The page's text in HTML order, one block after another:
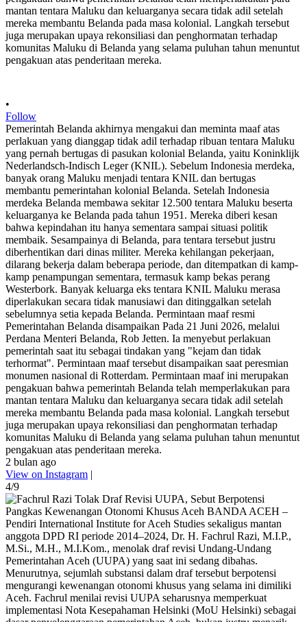
•
Follow
Pemerintah Belanda akhirnya mengakui dan meminta maaf atas
perlakuan yang dianggap tidak adil terhadap ribuan tentara Maluku
yang pernah bertugas di pasukan kolonial Belanda, yaitu Koninklijk
Nederlandsch-Indisch Leger (KNIL). Sebelum Indonesia merdeka,
banyak orang Maluku menjadi tentara KNIL dan bertugas
membantu pemerintahan kolonial Belanda. Setelah Indonesia
merdeka Belanda membawa sekitar 12.500 tentara Maluku beserta
keluarganya ke Belanda pada tahun 1951. Mereka diberi kesan
bahwa kepindahan itu hanya sementara sampai situasi politik
membaik. Sesampainya di Belanda, para tentara tersebut justru
diberhentikan dari dinas militer. Mereka kehilangan pekerjaan,
dilarang bekerja dalam beberapa periode, dan ditempatkan di kamp-
kamp penampungan sementara, termasuk kamp bekas perang
Westerbork. Banyak keluarga eks tentara KNIL Maluku merasa
diperlakukan secara tidak manusiawi dan ditinggalkan setelah
sebelumnya setia kepada Belanda. Permintaan maaf resmi
Pemerintahan Belanda disampaikan Pada 21 Juni 2026, melalui
Perdana Menteri Belanda, Rob Jetten. Ia menyebut perlakuan
pemerintah saat itu sebagai tindakan yang "kejam dan tidak
terhormat". Permintaan maaf tersebut disampaikan saat peresmian
monumen nasional di Rotterdam. Permintaan maaf ini merupakan
pengakuan bahwa pemerintah Belanda telah memperlakukan para
mantan tentara Maluku dan keluarganya secara tidak adil setelah
mereka membantu Belanda pada masa kolonial. Langkah tersebut
juga merupakan upaya rekonsiliasi dan penghormatan terhadap
komunitas Maluku di Belanda yang selama puluhan tahun menuntut
pengakuan atas penderitaan mereka.
2 bulan ago
View on Instagram |
4/9